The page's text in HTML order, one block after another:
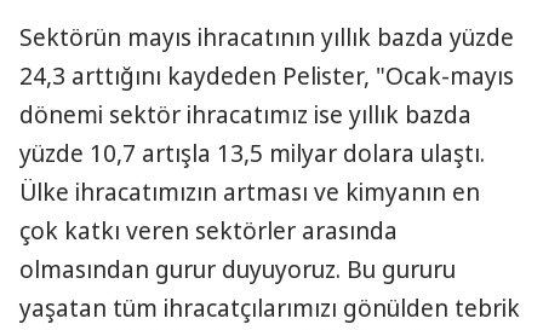
Sektörün mayıs ihracatının yıllık bazda yüzde
24,3 arttığını kaydeden Pelister, "Ocak-mayıs
dönemi sektör ihracatımız ise yıllık bazda
yüzde 10,7 artışla 13,5 milyar dolara ulaştı.
Ülke ihracatımızın artması ve kimyanın en
çok katkı veren sektörler arasında
olmasından gurur duyuyoruz. Bu gururu
yaşatan tüm ihracatçılarımızı gönülden tebrik